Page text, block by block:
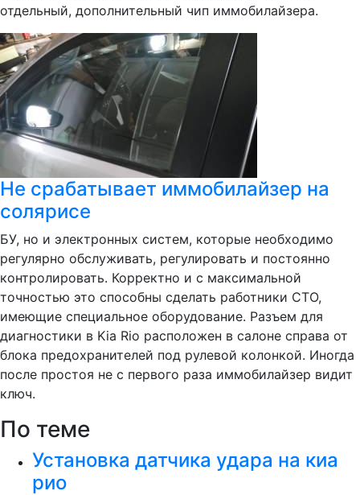
отдельный, дополнительный чип иммобилайзера.
Не срабатывает иммобилайзер на
солярисе
БУ, но и электронных систем, которые необходимо
регулярно обслуживать, регулировать и постоянно
контролировать. Корректно и с максимальной
точностью это способны сделать работники СТО,
имеющие специальное оборудование. Разъем для
диагностики в Kia Rio расположен в салоне справа от
блока предохранителей под рулевой колонкой. Иногда
после простоя не с первого раза иммобилайзер видит
ключ.
По теме
Установка датчика удара на киа
рио